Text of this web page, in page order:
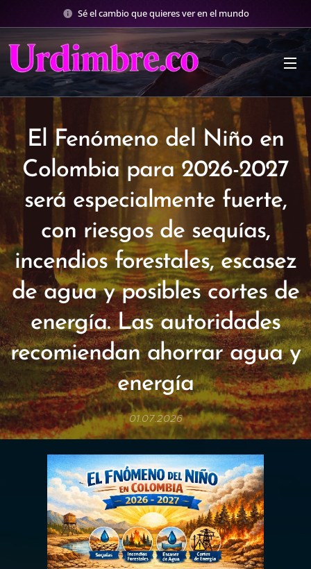
Sé el cambio que quieres ver en el mundo
El Fenómeno del Niño en
Colombia para 2026-2027
será especialmente fuerte,
con riesgos de sequías,
incendios forestales, escasez
de agua y posibles cortes de
energía. Las autoridades
recomiendan ahorrar agua y
energía
01.07.2026